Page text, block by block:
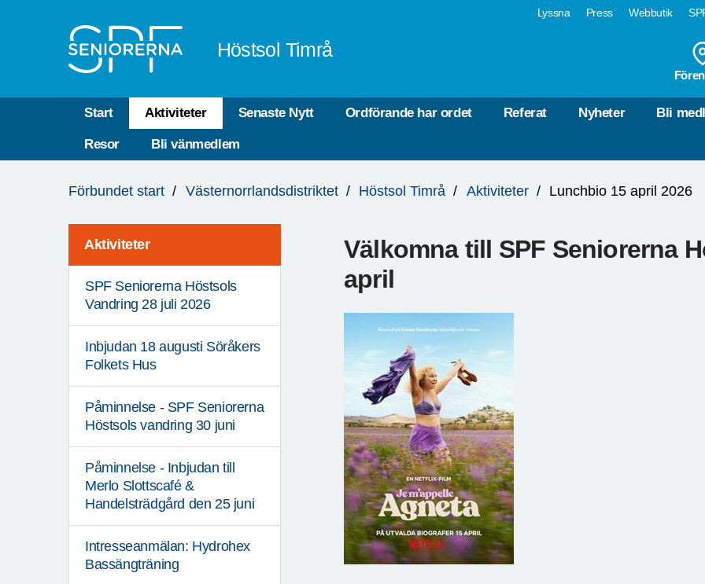
Lyssna Press Webbutik
Höstsol Timrå
Start Aktiviteter Senaste Nytt Ordförande har ordet Referat Nyheter Bli
Resor Bli vänmedlem
är
Förbundet start Västernorrlandsdistriktet Höstsol Timrå Aktiviteter Lunchbio 15 april 2026
Aktiviteter
SPF Seniorerna Höstsols
Vandring 28 juli 2026
Inbjudan 18 augusti Söråkers
Folkets Hus
Påminnelse - SPF Seniorerna
Höstsols vandring 30 juni
Påminnelse - Inbjudan till
Merlo Slottscafé &
Handelsträdgård den 25 juni
Intresseanmälan: Hydrohex
Bassängträning
Välkomna till SPF Seniorerna
april